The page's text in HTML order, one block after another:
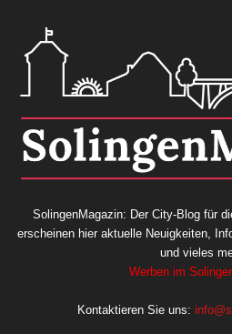
SolingenMagazin: Der City-Blog für
erscheinen hier aktuelle Neuigkeiten,
und vieles
Werben im
Kontaktieren Sie uns: